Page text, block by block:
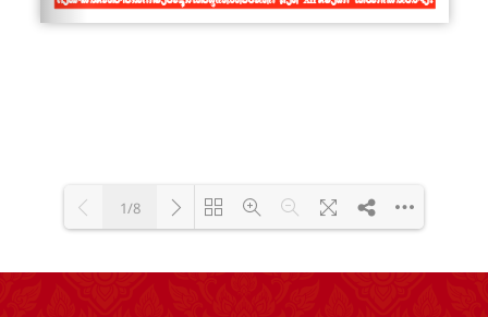
Loading PDF 100% ...
1/8